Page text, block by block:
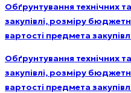
Обґрунтування технічних
закупівлі, розміру
вартості предмета
Обґрунтування технічних
закупівлі, розміру
вартості предмета